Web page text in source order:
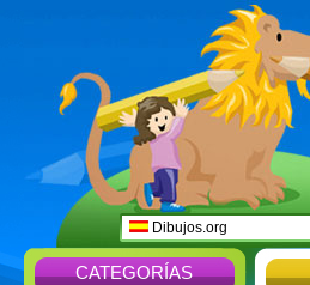
Dibujos.org
CATEGORÍAS